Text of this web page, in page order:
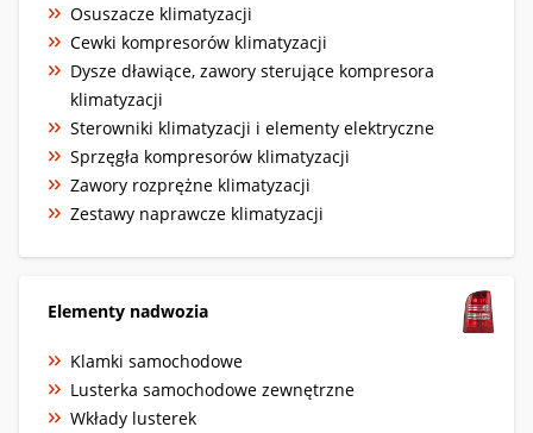
Osuszacze klimatyzacji
Cewki kompresorów klimatyzacji
Dysze dławiące, zawory sterujące kompresora
klimatyzacji
Sterowniki klimatyzacji i elementy elektryczne
Sprzęgła kompresorów klimatyzacji
Zawory rozprężne klimatyzacji
Zestawy naprawcze klimatyzacji
Elementy nadwozia
Klamki samochodowe
Lusterka samochodowe zewnętrzne
Wkłady lusterek